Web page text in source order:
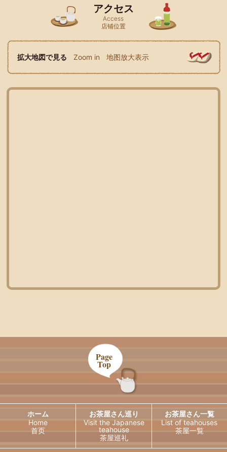
アクセス
Access
店铺位置
拡大地図で見る Zoom in 地图放大表示
ホーム
Home
首页
お茶屋さん巡り
Visit the Japanese
teahouse
茶屋巡礼
お茶屋さん一覧
List of teahouses
茶屋一覧
Page
Top